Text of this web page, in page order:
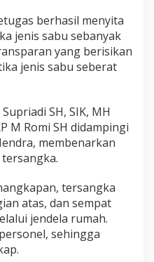
T
i
m
E
e
S
q
u
a
S
a
t
R
e
s
berhasil menyita
jenis sabu sebanyak
yang berisikan
jenis sabu seberat
SH, SIK, MH
M Romi SH didampingi
membenarkan
tersangka
atas, dan sempat
jendela rumah.
sehingga